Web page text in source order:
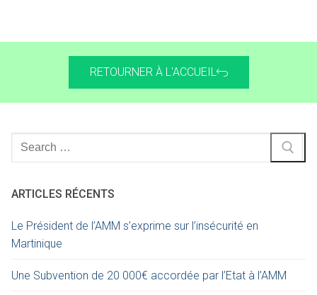
RETOURNER À L'ACCUEIL
ARTICLES RÉCENTS
Le Président de l’AMM s’exprime sur l’insécurité en
Martinique
Une Subvention de 20 000€ accordée par l’Etat à l’AMM